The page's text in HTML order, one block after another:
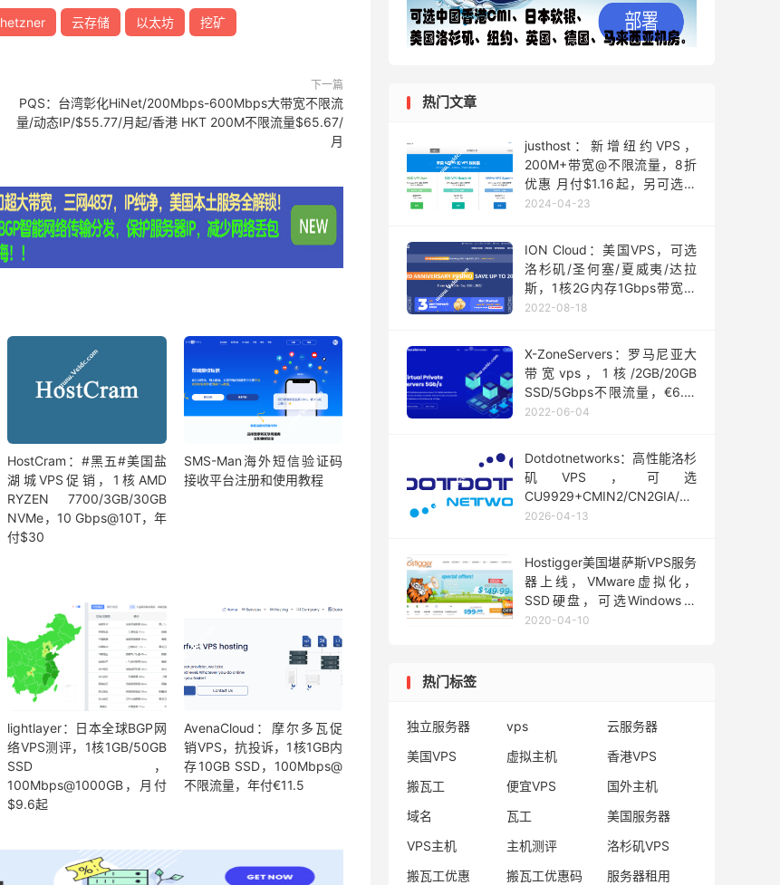
hetzner 云存储 以太坊 挖矿
下一篇
PQS：台湾彰化HiNet/200Mbps-600Mbps大带宽不限流
量/动态IP/$55.77/月起/香港 HKT 200M不限流量$65.67/
月
HostCram：#黑五#美国盐
湖城VPS促销，1核AMD
RYZEN 7700/3GB/30GB
NVMe，10 Gbps@10T，年
付$30
SMS-Man海外短信验证码
接收平台注册和使用教程
lightlayer：日本全球BGP网
络VPS测评，1核1GB/50GB
SSD，
100Mbps@1000GB，月付
$9.6起
AvenaCloud：摩尔多瓦促
销VPS，抗投诉，1核1GB内
存10GB SSD，100Mbps@
不限流量，年付€11.5
热门文章
justhost：新增纽约VPS，
200M+带宽@不限流量，8折
优惠 月付$1.16起，另可选择
中国香港/俄罗斯/欧洲/美国等
2024-04-23
ION Cloud：美国VPS，可选
洛杉矶/圣何塞/夏威夷/达拉
斯，1核2G内存1Gbps带宽月
付8美元起
2022-08-18
X-ZoneServers：罗马尼亚大
带宽vps，1核/2GB/20GB
SSD/5Gbps不限流量，€6.5/
月起
2022-06-04
Dotdotnetworks：高性能洛杉
矶VPS，可选
CU9929+CMIN2/CN2GIA/CU4837/
国际线路，年付$29.9起
2026-04-13
Hostigger美国堪萨斯VPS服务
器上线，VMware虚拟化，
SSD硬盘，可选Windows系
统，月付$4.99/月起
2020-04-10
热门标签
独立服务器 vps
云服务器
美国VPS
虚拟主机
香港VPS
搬瓦工
便宜VPS
国外主机
域名
瓦工
美国服务器
VPS主机
主机测评
洛杉矶VPS
搬瓦工优惠
搬瓦工优惠码 服务器租用